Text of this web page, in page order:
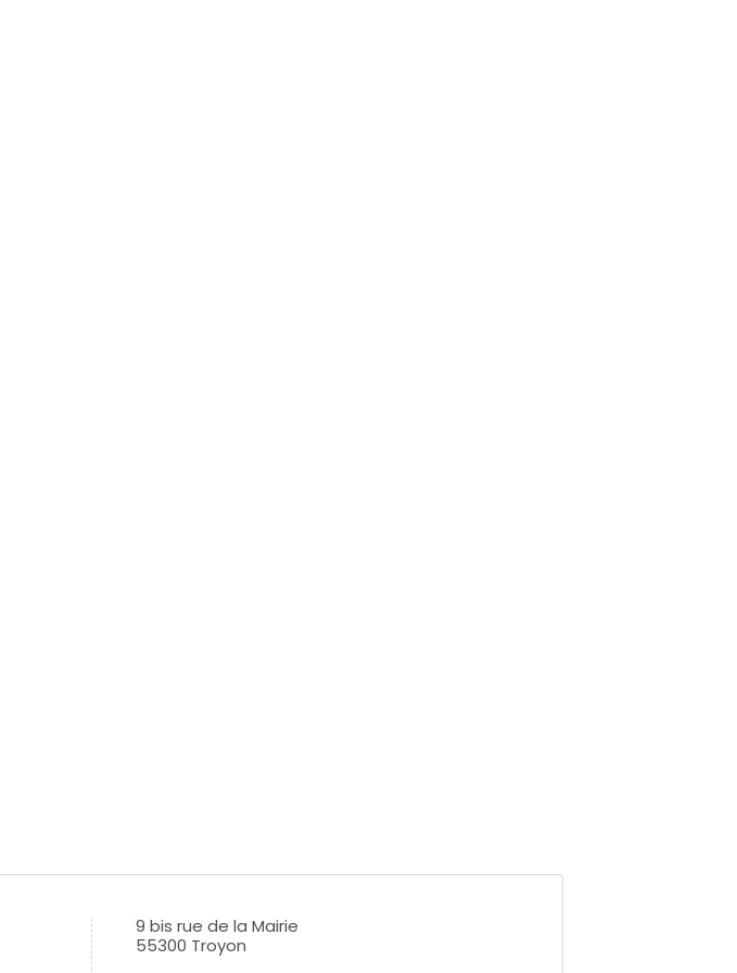
9 bis rue de la Mairie
55300 Troyon